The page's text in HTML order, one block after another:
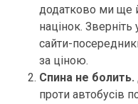
додатково ми ще
націнок. Зверніть
сайти-
за ціною.
Спина не болить.
проти автобусів